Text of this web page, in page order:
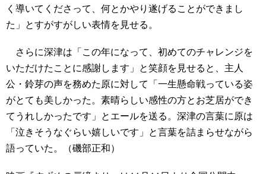
く導いてくださって、何とかやり遂げることができまし
た」とすがすがしい表情を見せる。
さらに深津は「この年になって、初めてのチャレンジを
いただけたことに感謝します」と笑顔を見せると、主人
公・鈴芽の声を務めた原に対して「一生懸命戦っている姿
がとても美しかった。素晴らしい感性の方とお芝居ができ
てうれしかったです」とエールを送る。深津の言葉に原は
「泣きそうなぐらい嬉しいです」と言葉を詰まらせながら
語っていた。（磯部正和）